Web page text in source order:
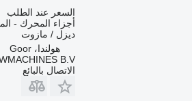
السعر عند الطلب
أجزاء المحرك -
ديزل / مازوت
هولندا، Goor
B.V.
الاتصال بالبائع